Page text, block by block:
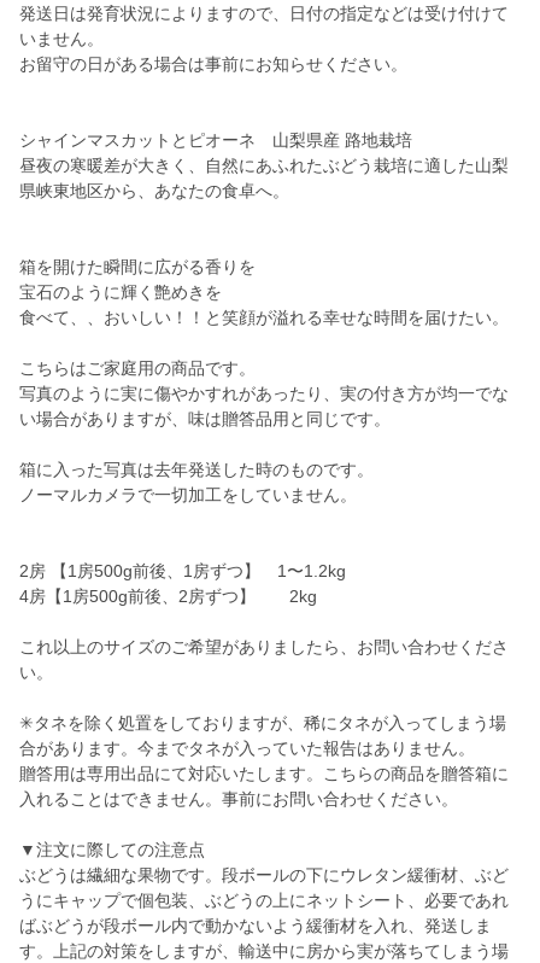
発送日は発育状況によりますので、日付の指定などは受け付けて
いません。
お留守の日がある場合は事前にお知らせください。
シャインマスカットとピオーネ 山梨県産 路地栽培
昼夜の寒暖差が大きく、自然にあふれたぶどう栽培に適した山梨
県峡東地区から、あなたの食卓へ。
箱を開けた瞬間に広がる香りを
宝石のように輝く艶めきを
食べて、、おいしい！！と笑顔が溢れる幸せな時間を届けたい。
こちらはご家庭用の商品です。
写真のように実に傷やかすれがあったり、実の付き方が均一でな
い場合がありますが、味は贈答品用と同じです。
箱に入った写真は去年発送した時のものです。
ノーマルカメラで一切加工をしていません。
2房 【1房500g前後、1房ずつ】 1〜1.2kg
4房【1房500g前後、2房ずつ】 2kg
これ以上のサイズのご希望がありましたら、お問い合わせくださ
い。
✳タネを除く処置をしておりますが、稀にタネが入ってしまう場
合があります。今までタネが入っていた報告はありません。
贈答用は専用出品にて対応いたします。こちらの商品を贈答箱に
入れることはできません。事前にお問い合わせください。
▼注文に際しての注意点
ぶどうは繊細な果物です。段ボールの下にウレタン緩衝材、ぶど
うにキャップで個包装、ぶどうの上にネットシート、必要であれ
ばぶどうが段ボール内で動かないよう緩衝材を入れ、発送しま
す。上記の対策をしますが、輸送中に房から実が落ちてしまう場